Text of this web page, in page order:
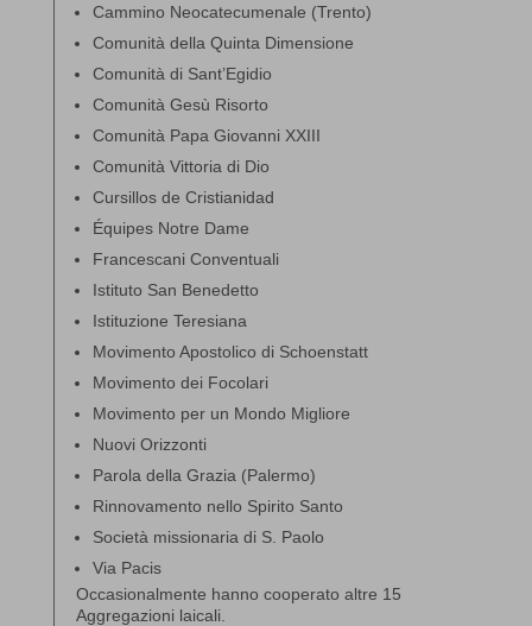
Cammino Neocatecumenale (Trento)
Comunità della Quinta Dimensione
Comunità di Sant’Egidio
Comunità Gesù Risorto
Comunità Papa Giovanni XXIII
Comunità Vittoria di Dio
Cursillos de Cristianidad
Équipes Notre Dame
Francescani Conventuali
Istituto San Benedetto
Istituzione Teresiana
Movimento Apostolico di Schoenstatt
Movimento dei Focolari
Movimento per un Mondo Migliore
Nuovi Orizzonti
Parola della Grazia (Palermo)
Rinnovamento nello Spirito Santo
Società missionaria di S. Paolo
Via Pacis
Occasionalmente hanno cooperato altre 15
Aggregazioni laicali.